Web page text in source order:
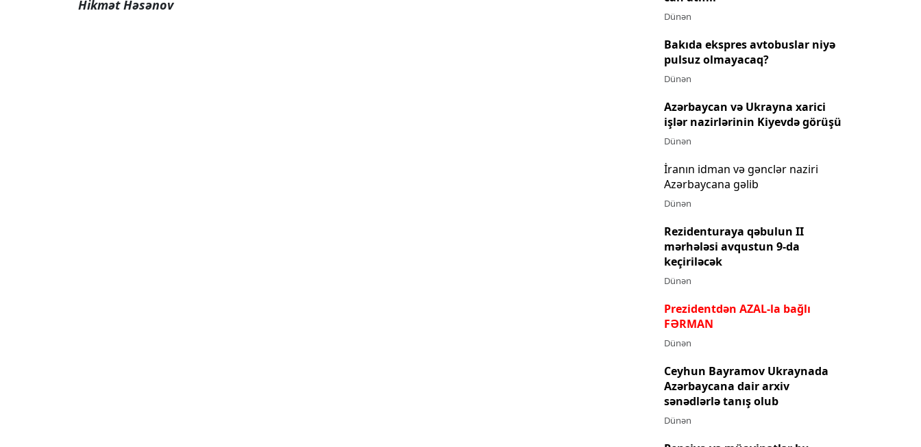
Hikmət Həsənov
Dünən
Bakıda ekspres avtobuslar niyə
pulsuz olmayacaq?
Dünən
Azərbaycan və Ukrayna xarici
işlər nazirlərinin Kiyevdə görüşü
Dünən
İranın idman və gənclər naziri
Azərbaycana gəlib
Dünən
Rezidenturaya qəbulun II
mərhələsi avqustun 9-da
keçiriləcək
Dünən
Prezidentdən AZAL-la bağlı
FƏRMAN
Dünən
Ceyhun Bayramov Ukraynada
Azərbaycana dair arxiv
sənədlərlə tanış olub
Dünən